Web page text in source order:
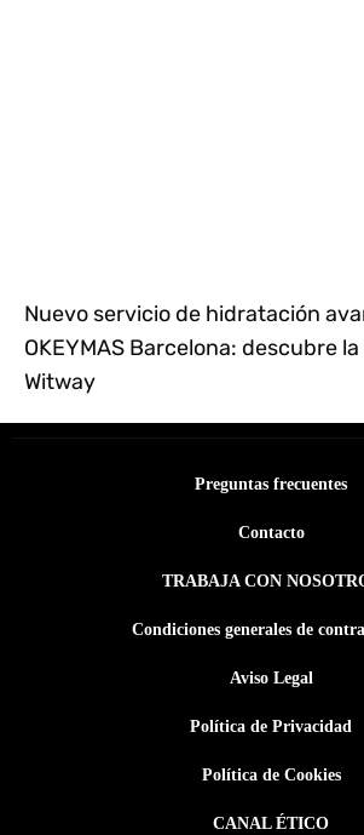
Nuevo servicio de hidratación
OKEYMAS Barcelona: descubre
Witway
Preguntas frecuentes
Contacto
TRABAJA CON
Condiciones generales de
Aviso Legal
Política de Privacidad
Política de Cookies
CANAL ÉTICO